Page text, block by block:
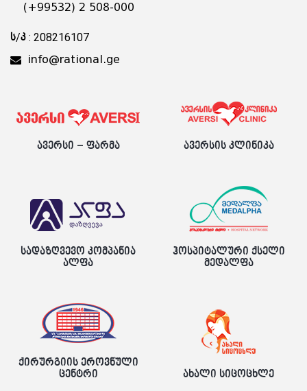
(+99532) 2 508-000
ს/კ : 208216107
info@rational.ge
ავერსი – ფარმა ავერსის კლინიკა
სადაზღვევო კომპანია
ალფა
ჰოსპიტალური ქსელი
მედალფა
ქირურგიის ეროვნული
ცენტრი
ახალი სიცოცხლე